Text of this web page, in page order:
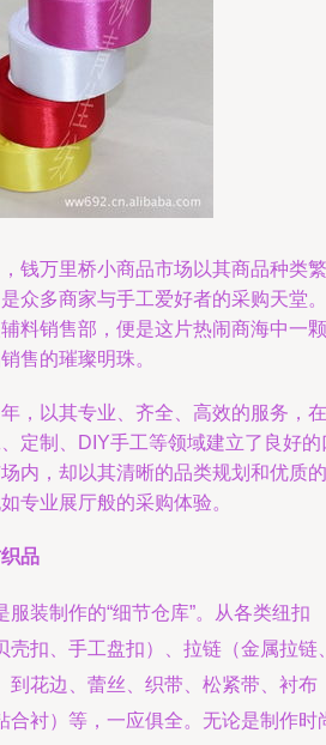
钱万里桥小商品市场以其商品种类繁
众多商家与手工爱好者的采购天堂。
料销售部，便是这片热闹商海中一颗
售的璀璨明珠。
，以其专业、齐全、高效的服务，在
定制、DIY手工等领域建立了良好的
内，却以其清晰的品类规划和优质的
专业展厅般的采购体验。
品
服装制作的“细节仓库”。从各类纽扣
壳扣、手工盘扣）、拉链（金属拉链
到花边、蕾丝、织带、松紧带、衬布
合衬）等，一应俱全。无论是制作时